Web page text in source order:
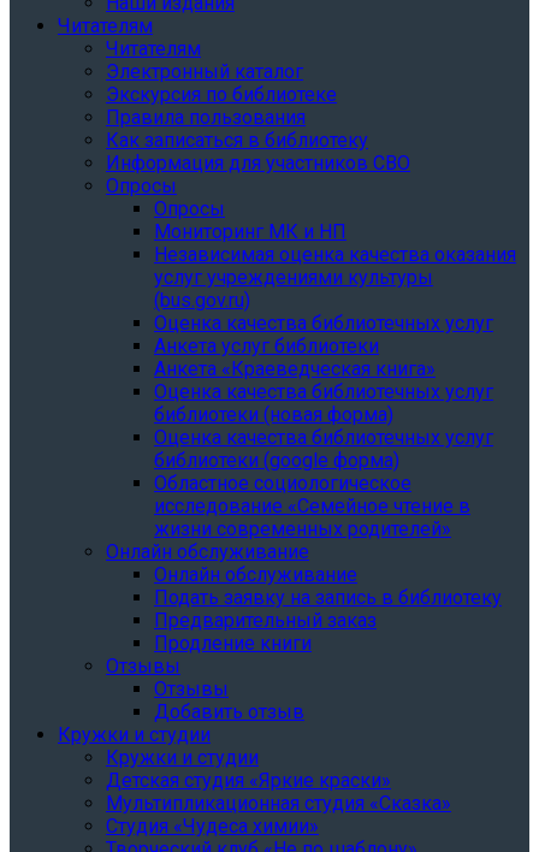
Читателям
Читателям
Электронный каталог
Экскурсия по библиотеке
Правила пользования
Как записаться в библиотеку
Информация для участников СВО
Опросы
Опросы
Мониторинг МК и НП
Независимая оценка качества оказания
услуг учреждениями культуры
(bus.gov.ru)
Оценка качества библиотечных услуг
Анкета услуг библиотеки
Анкета «Краеведческая книга»
Oценка качества библиотечных услуг
библиотеки (новая форма)
Oценка качества библиотечных услуг
библиотеки (google форма)
Областное социологическое
исследование «Семейное чтение в
жизни современных родителей»
Онлайн обслуживание
Онлайн обслуживание
Подать заявку на запись в библиотеку
Предварительный заказ
Продление книги
Отзывы
Отзывы
Добавить отзыв
Кружки и студии
Кружки и студии
Детская студия «Яркие краски»
Мультипликационная студия «Сказка»
Студия «Чудеса химии»